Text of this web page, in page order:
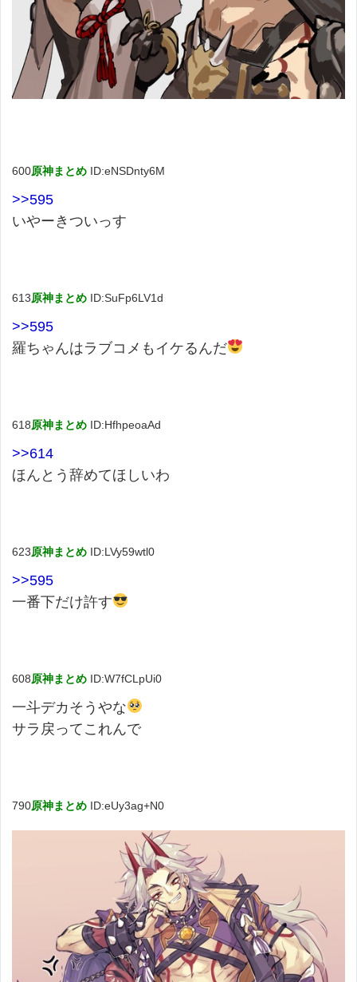
600原神まとめ ID:eNSDnty6M
>>595
いやーきついっす
613原神まとめ ID:SuFp6LV1d
>>595
羅ちゃんはラブコメもイケるんだ
618原神まとめ ID:HfhpeoaAd
>>614
ほんとう辞めてほしいわ
623原神まとめ ID:LVy59wtl0
>>595
一番下だけ許す
608原神まとめ ID:W7fCLpUi0
一斗デカそうやな
サラ戻ってこれんで
790原神まとめ ID:eUy3ag+N0